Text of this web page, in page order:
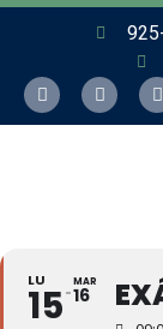
LU
15 MAR
16